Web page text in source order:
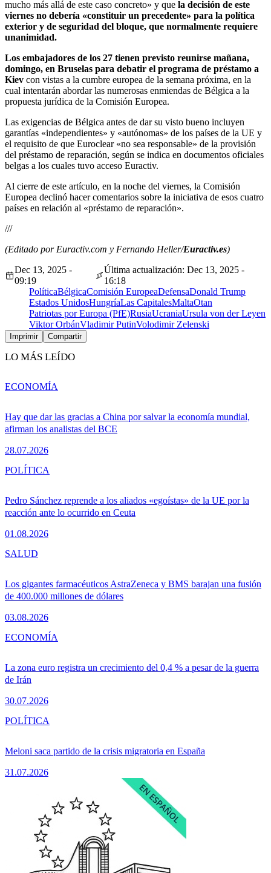
mucho más allá de este caso concreto» y que la decisión de este
viernes no debería «constituir un precedente» para la política
exterior y de seguridad del bloque, que normalmente requiere
unanimidad.
Los embajadores de los 27 tienen previsto reunirse mañana,
domingo, en Bruselas para debatir el programa de préstamo a
Kiev con vistas a la cumbre europea de la semana próxima, en la
cual intentarán abordar las numerosas enmiendas de Bélgica a la
propuesta jurídica de la Comisión Europea.
Las exigencias de Bélgica antes de dar su visto bueno incluyen
garantías «independientes» y «autónomas» de los países de la UE y
el requisito de que Euroclear «no sea responsable» de la provisión
del préstamo de reparación, según se indica en documentos oficiales
belgas a los cuales tuvo acceso Euractiv.
Al cierre de este artículo, en la noche del viernes, la Comisión
Europea declinó hacer comentarios sobre la iniciativa de esos cuatro
países en relación al «préstamo de reparación».
///
(Editado por Euractiv.com y Fernando Heller/Euractiv.es)
Dec 13, 2025 -
09:19
Última actualización: Dec 13, 2025 -
16:18
PolíticaBélgicaComisión EuropeaDefensaDonald Trump
Estados UnidosHungríaLas CapitalesMaltaOtan
Patriotas por Europa (PfE)RusiaUcraniaUrsula von der Leyen
Viktor OrbánVladimir PutinVolodimir Zelenski
Imprimir Compartir
LO MÁS LEÍDO
Hay que dar las gracias a China por salvar la economía mundial,
afirman los analistas del BCE
28.07.2026
ECONOMÍA
Pedro Sánchez reprende a los aliados «egoístas» de la UE por la
reacción ante lo ocurrido en Ceuta
01.08.2026
POLÍTICA
Los gigantes farmacéuticos AstraZeneca y BMS barajan una fusión
de 400.000 millones de dólares
03.08.2026
SALUD
La zona euro registra un crecimiento del 0,4 % a pesar de la guerra
de Irán
30.07.2026
ECONOMÍA
Meloni saca partido de la crisis migratoria en España
31.07.2026
POLÍTICA